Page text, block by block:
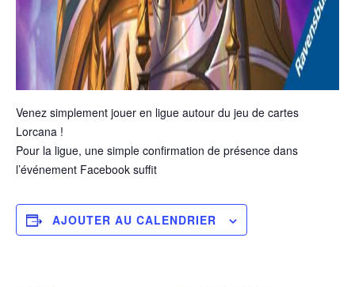
Venez simplement jouer en ligue autour du jeu de cartes
Lorcana !
Pour la ligue, une simple confirmation de présence dans
l’événement Facebook suffit
AJOUTER AU CALENDRIER